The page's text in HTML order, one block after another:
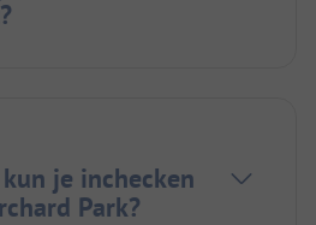
je inchecken
Park?